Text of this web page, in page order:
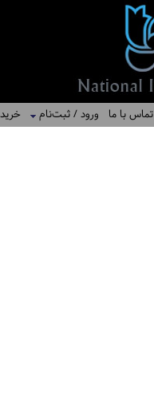
تماس با ما ورود / ثبت‌نام